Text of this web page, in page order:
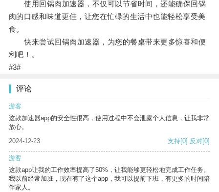
使用回锅肉加速器，不仅可以节省时间，还能确保回锅
肉的口感和味道更佳，让您在忙碌的生活中也能轻松享受美
食。
快来尝试回锅肉加速器，为您的餐桌带来更多惊喜和便
利吧！。
#3#
评论
游客
这款加速器app的安全性很高，使用过程中不会泄露个人信息，让我非常
放心。
2024-12-23
支持[0] 反对[0]
游客
这款app让我的工作效率提高了50%，让我能够更轻松地完成工作任务。
我以前经常加班，现在有了这个app，我可以提前下班，有更多的时间陪
伴家人。